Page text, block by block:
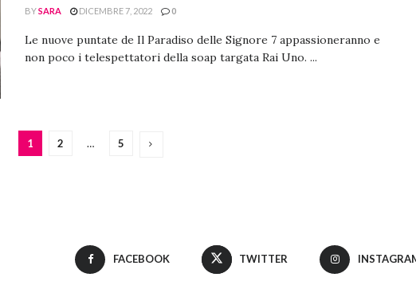
BYSARA DICEMBRE 7, 2022 0
Le nuove puntate de Il Paradiso delle Signore 7 appassioneranno e
non poco i telespettatori della soap targata Rai Uno. ...
1 2 … 5
FACEBOOK TWITTER